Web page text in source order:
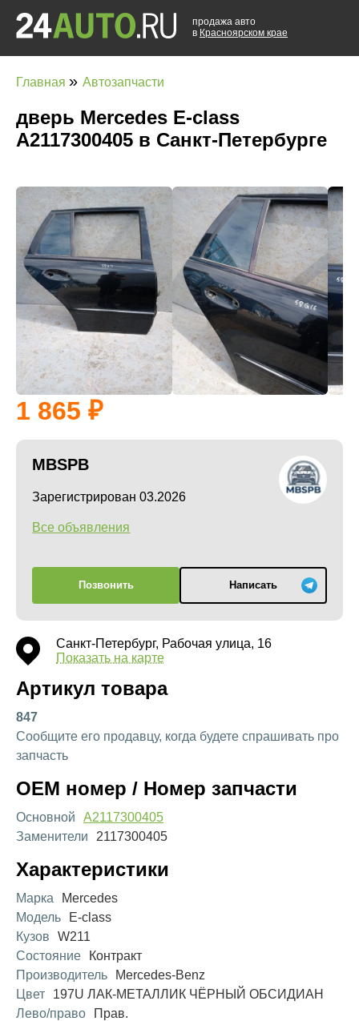
продажа авто
в Красноярском крае
Главная » Автозапчасти
дверь Mercedes E-class
A2117300405 в Санкт-Петербурге
1 865
MBSPB
Зарегистрирован 03.2026
Все объявления
Позвонить Написать
Санкт-Петербург, Рабочая улица, 16
Показать на карте
Артикул товара
847
Сообщите его продавцу, когда будете спрашивать про
запчасть
OEM номер / Номер запчасти
Основной
A2117300405
Заменители
2117300405
Характеристики
Марка
Mercedes
Модель
E-class
Кузов
W211
Состояние
Контракт
Производитель
Mercedes-Benz
Цвет
197U ЛАК-МЕТАЛЛИК ЧЁРНЫЙ ОБСИДИАН
Лево/право
Прав.